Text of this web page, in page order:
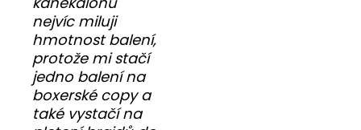
nejvíc miluji
hmotnost balení,
protože mi stačí
jedno balení na
boxerské copy a
také vystačí na